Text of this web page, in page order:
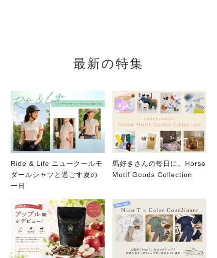
最新の特集
Ride & Life ニュークールモ
ダールシャツと過ごす夏の
一日
馬好きさんの毎日に。Horse
Motif Goods Collection